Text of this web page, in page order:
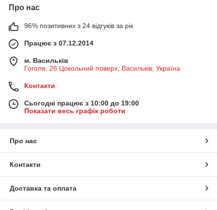
Про нас
96% позитивних з 24 відгуків за рік
Працює з 07.12.2014
м. Васильків
Гоголя, 26 Цокольний поверх, Васильків, Україна
Контакти
Сьогодні працює з 10:00 до 19:00
Показати весь графік роботи
Про нас
Контакти
Доставка та оплата